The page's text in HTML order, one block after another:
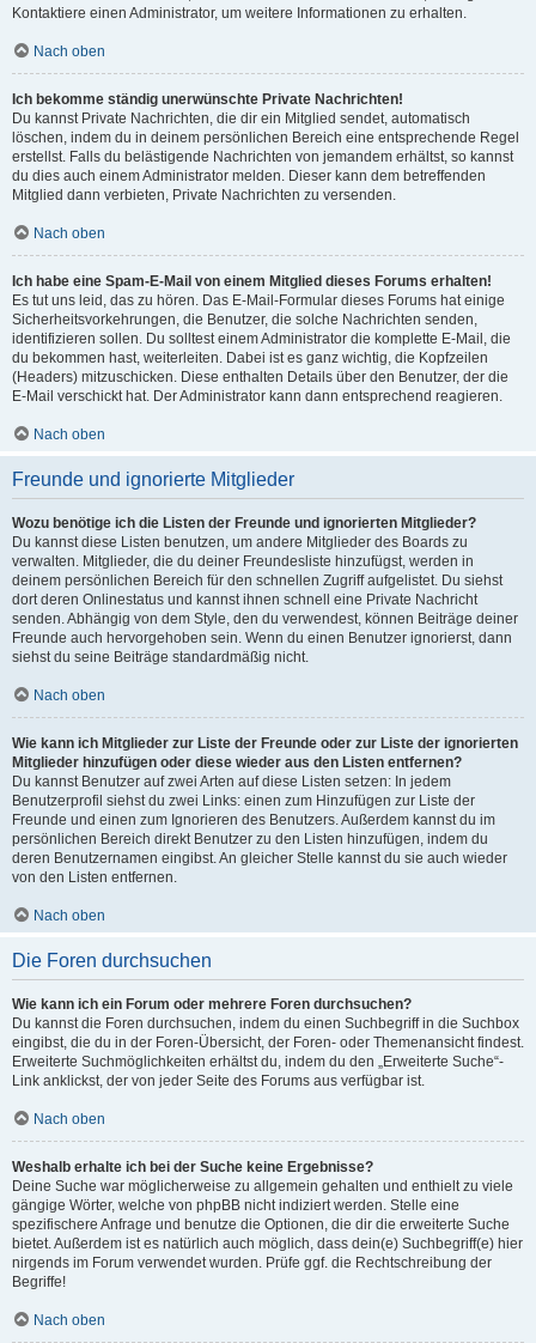
Kontaktiere einen Administrator, um weitere Informationen zu erhalten.
Nach oben
Ich bekomme ständig unerwünschte Private Nachrichten!
Du kannst Private Nachrichten, die dir ein Mitglied sendet, automatisch
löschen, indem du in deinem persönlichen Bereich eine entsprechende Regel
erstellst. Falls du belästigende Nachrichten von jemandem erhältst, so kannst
du dies auch einem Administrator melden. Dieser kann dem betreffenden
Mitglied dann verbieten, Private Nachrichten zu versenden.
Nach oben
Ich habe eine Spam-E-Mail von einem Mitglied dieses Forums erhalten!
Es tut uns leid, das zu hören. Das E-Mail-Formular dieses Forums hat einige
Sicherheitsvorkehrungen, die Benutzer, die solche Nachrichten senden,
identifizieren sollen. Du solltest einem Administrator die komplette E-Mail, die
du bekommen hast, weiterleiten. Dabei ist es ganz wichtig, die Kopfzeilen
(Headers) mitzuschicken. Diese enthalten Details über den Benutzer, der die
E-Mail verschickt hat. Der Administrator kann dann entsprechend reagieren.
Nach oben
Freunde und ignorierte Mitglieder
Wozu benötige ich die Listen der Freunde und ignorierten Mitglieder?
Du kannst diese Listen benutzen, um andere Mitglieder des Boards zu
verwalten. Mitglieder, die du deiner Freundesliste hinzufügst, werden in
deinem persönlichen Bereich für den schnellen Zugriff aufgelistet. Du siehst
dort deren Onlinestatus und kannst ihnen schnell eine Private Nachricht
senden. Abhängig von dem Style, den du verwendest, können Beiträge deiner
Freunde auch hervorgehoben sein. Wenn du einen Benutzer ignorierst, dann
siehst du seine Beiträge standardmäßig nicht.
Nach oben
Wie kann ich Mitglieder zur Liste der Freunde oder zur Liste der ignorierten
Mitglieder hinzufügen oder diese wieder aus den Listen entfernen?
Du kannst Benutzer auf zwei Arten auf diese Listen setzen: In jedem
Benutzerprofil siehst du zwei Links: einen zum Hinzufügen zur Liste der
Freunde und einen zum Ignorieren des Benutzers. Außerdem kannst du im
persönlichen Bereich direkt Benutzer zu den Listen hinzufügen, indem du
deren Benutzernamen eingibst. An gleicher Stelle kannst du sie auch wieder
von den Listen entfernen.
Nach oben
Die Foren durchsuchen
Wie kann ich ein Forum oder mehrere Foren durchsuchen?
Du kannst die Foren durchsuchen, indem du einen Suchbegriff in die Suchbox
eingibst, die du in der Foren-Übersicht, der Foren- oder Themenansicht findest.
Erweiterte Suchmöglichkeiten erhältst du, indem du den „Erweiterte Suche“-
Link anklickst, der von jeder Seite des Forums aus verfügbar ist.
Nach oben
Weshalb erhalte ich bei der Suche keine Ergebnisse?
Deine Suche war möglicherweise zu allgemein gehalten und enthielt zu viele
gängige Wörter, welche von phpBB nicht indiziert werden. Stelle eine
spezifischere Anfrage und benutze die Optionen, die dir die erweiterte Suche
bietet. Außerdem ist es natürlich auch möglich, dass dein(e) Suchbegriff(e) hier
nirgends im Forum verwendet wurden. Prüfe ggf. die Rechtschreibung der
Begriffe!
Nach oben